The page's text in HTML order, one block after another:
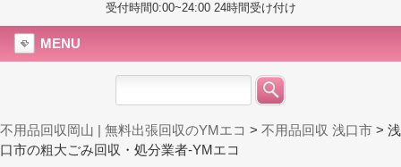
受付時間0:00~24:00 24時間受け付け
MENU
不用品回収岡山 | 無料出張回収のYMエコ > 不用品回収 浅口市 > 浅
口市の粗大ごみ回収・処分業者-YMエコ